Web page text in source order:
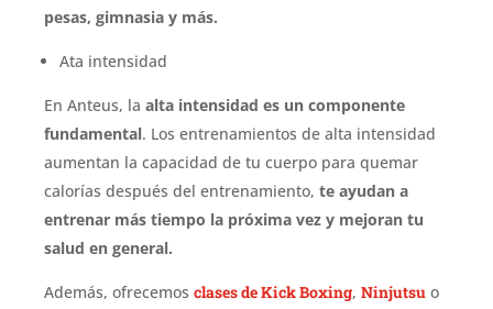
pesas, gimnasia y más.
Ata intensidad
En Anteus, la alta intensidad es un componente
fundamental. Los entrenamientos de alta intensidad
aumentan la capacidad de tu cuerpo para quemar
calorías después del entrenamiento, te ayudan a
entrenar más tiempo la próxima vez y mejoran tu
salud en general.
Además, ofrecemos clases de Kick Boxing, Ninjutsu o